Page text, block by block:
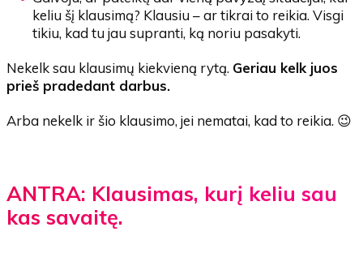
keliu šį klausimą? Klausiu – ar tikrai to reikia. Visgi
tikiu, kad tu jau supranti, ką noriu pasakyti.
Nekelk sau klausimų kiekvieną rytą. Geriau kelk juos
prieš pradedant darbus.
Arba nekelk ir šio klausimo,jei nematai, kad to reikia. 😉
ANTRA: Klausimas, kurį keliu sau
kas savaitę.